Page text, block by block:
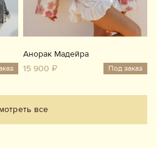
Анорак Мадейра
15 900 ₽
Под заказ
все